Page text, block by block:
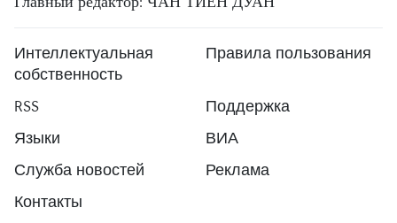
Интеллектуальная
собственность
Правила пользования
RSS
Поддержка
Языки
ВИА
Служба новостей
Реклама
Контакты